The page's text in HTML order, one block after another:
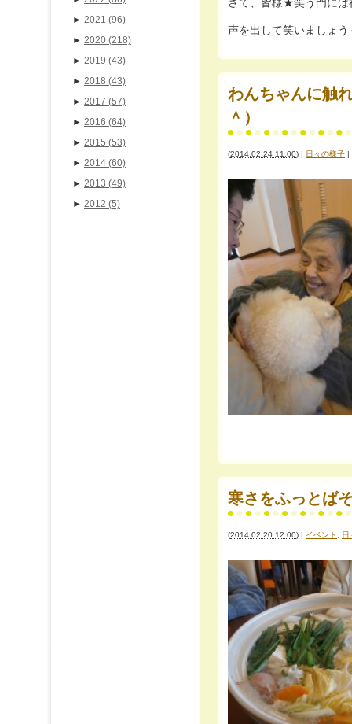
声を出して笑いましょう
わんちゃんに触
＾）
(2014.02.24 11:00) | 日々の様子 |
寒さをふっとば
(2014.02.20 12:00) | イベント 日
► 2021 (96)
► 2020 (218)
► 2019 (43)
► 2018 (43)
► 2017 (57)
► 2016 (64)
► 2015 (53)
► 2014 (60)
► 2013 (49)
► 2012 (5)